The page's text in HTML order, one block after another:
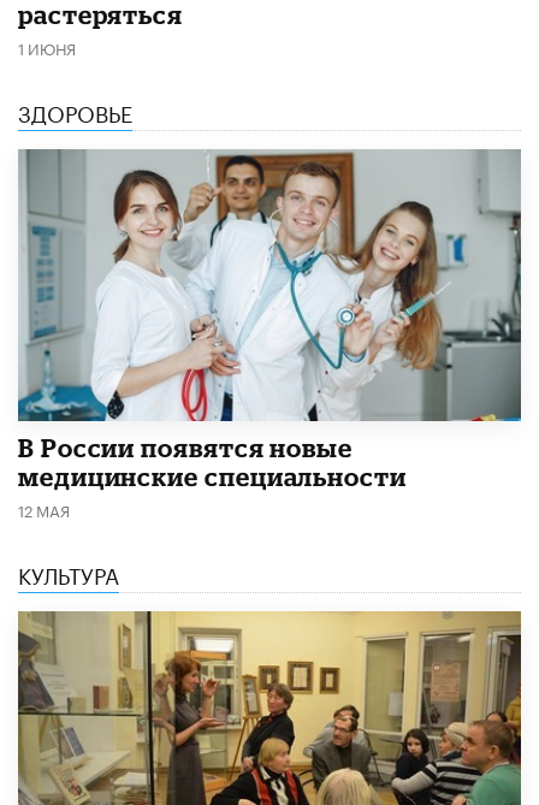
растеряться
1 ИЮНЯ
ЗДОРОВЬЕ
В России появятся новые
медицинские специальности
12 МАЯ
КУЛЬТУРА